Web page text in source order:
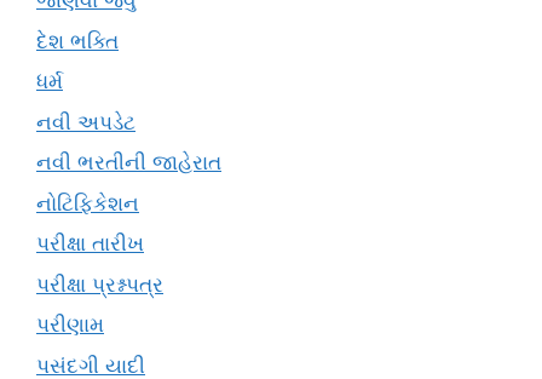
દેશ ભક્તિ
ધર્મ
નવી અપડેટ
નવી ભરતીની જાહેરાત
નોટિફિકેશન
પરીક્ષા તારીખ
પરીક્ષા પ્રશ્નપત્ર
પરીણામ
પસંદગી યાદી